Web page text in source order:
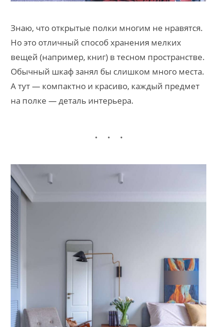
Знаю, что открытые полки многим не нравятся.
Но это отличный способ хранения мелких
вещей (например, книг) в тесном пространстве.
Обычный шкаф занял бы слишком много места.
А тут — компактно и красиво, каждый предмет
на полке — деталь интерьера.